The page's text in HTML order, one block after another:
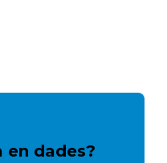
en dades?